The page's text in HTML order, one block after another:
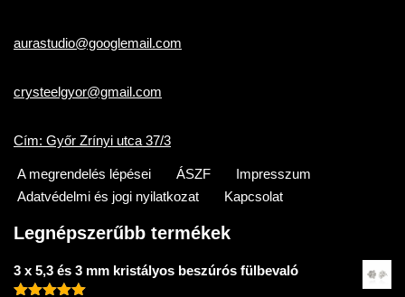
aurastudio@googlemail.com
crysteelgyor@gmail.com
Cím: Győr Zrínyi utca 37/3
A megrendelés lépései ÁSZF
Impresszum
Adatvédelmi és jogi nyilatkozat
Kapcsolat
Legnépszerűbb termékek
3 x 5,3 és 3 mm kristályos beszúrós fülbevaló